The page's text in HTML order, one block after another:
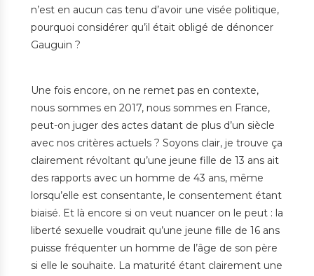
n’est en aucun cas tenu d’avoir une visée politique,
pourquoi considérer qu’il était obligé de dénoncer
Gauguin ?
Une fois encore, on ne remet pas en contexte,
nous sommes en 2017, nous sommes en France,
peut-on juger des actes datant de plus d’un siècle
avec nos critères actuels ? Soyons clair, je trouve ça
clairement révoltant qu’une jeune fille de 13 ans ait
des rapports avec un homme de 43 ans, même
lorsqu’elle est consentante, le consentement étant
biaisé. Et là encore si on veut nuancer on le peut : la
liberté sexuelle voudrait qu’une jeune fille de 16 ans
puisse fréquenter un homme de l’âge de son père
si elle le souhaite. La maturité étant clairement une